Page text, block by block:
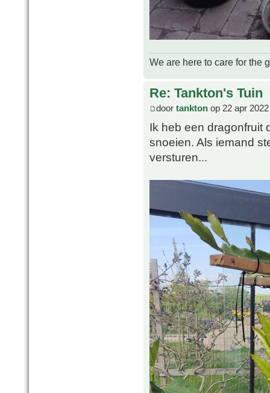
We are here to care for the
Re: Tankton's Tuin
door tankton op 22 apr
Ik heb een dragonfruit
snoeien. Als iemand
versturen...